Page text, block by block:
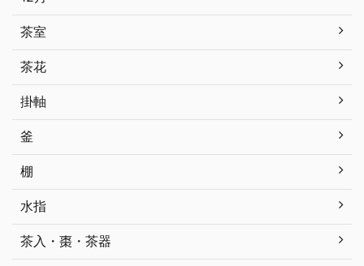
茶室
茶花
掛軸
釜
棚
水指
茶入・棗・茶器